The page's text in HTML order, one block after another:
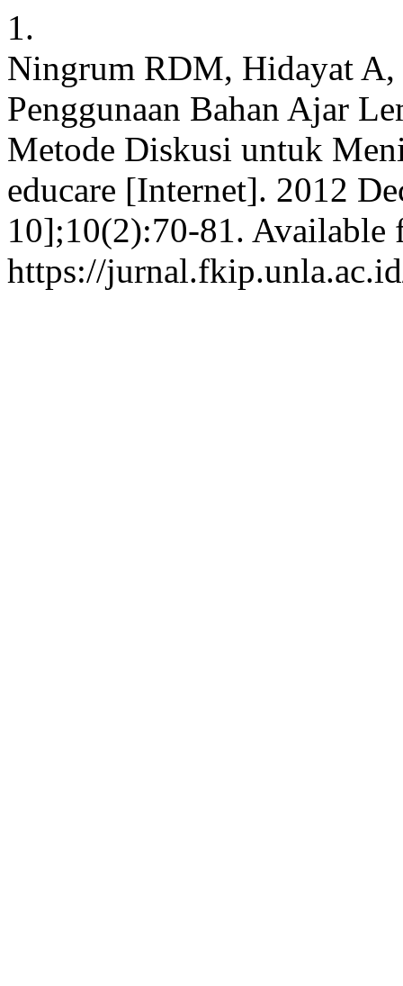
1.
Ningrum RDM, Hidayat
Penggunaan Bahan Ajar
Metode Diskusi untuk
educare [Internet]. 2012
10];10(2):70-81. Available
https://